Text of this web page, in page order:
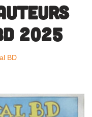
auteurs
2025
BD